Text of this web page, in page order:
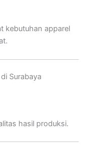
kebutuhan apparel
Surabaya
hasil produksi.